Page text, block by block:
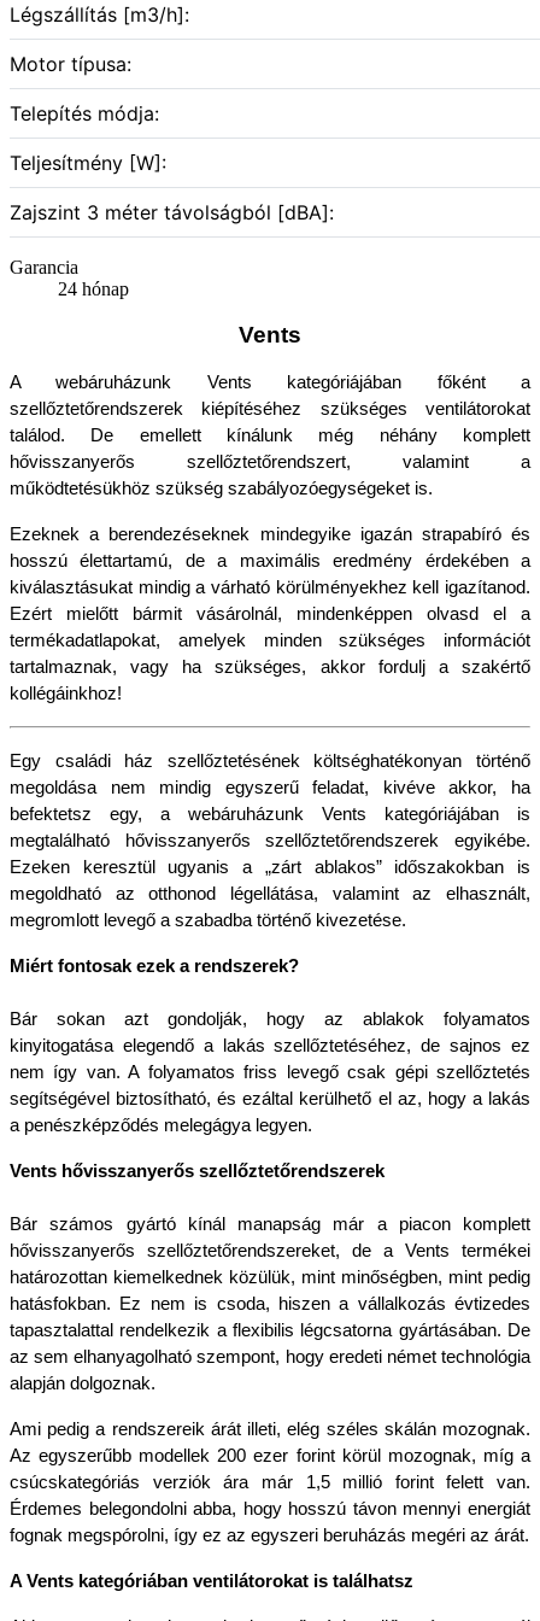
Légszállítás [m3/h]:
Motor típusa:
Telepítés módja:
Teljesítmény [W]:
Zajszint 3 méter távolságból [dBA]:
Garancia
24 hónap
Vents
A webáruházunk Vents kategóriájában főként a
szellőztetőrendszerek kiépítéséhez szükséges ventilátorokat
találod. De emellett kínálunk még néhány komplett
hővisszanyerős szellőztetőrendszert, valamint a
működtetésükhöz szükség szabályozóegységeket is.
Ezeknek a berendezéseknek mindegyike igazán strapabíró és
hosszú élettartamú, de a maximális eredmény érdekében a
kiválasztásukat mindig a várható körülményekhez kell igazítanod.
Ezért mielőtt bármit vásárolnál, mindenképpen olvasd el a
termékadatlapokat, amelyek minden szükséges információt
tartalmaznak, vagy ha szükséges, akkor fordulj a szakértő
kollégáinkhoz!
Egy családi ház szellőztetésének költséghatékonyan történő
megoldása nem mindig egyszerű feladat, kivéve akkor, ha
befektetsz egy, a webáruházunk Vents kategóriájában is
megtalálható hővisszanyerős szellőztetőrendszerek egyikébe.
Ezeken keresztül ugyanis a „zárt ablakos” időszakokban is
megoldható az otthonod légellátása, valamint az elhasznált,
megromlott levegő a szabadba történő kivezetése.
Miért fontosak ezek a rendszerek?
Bár sokan azt gondolják, hogy az ablakok folyamatos
kinyitogatása elegendő a lakás szellőztetéséhez, de sajnos ez
nem így van. A folyamatos friss levegő csak gépi szellőztetés
segítségével biztosítható, és ezáltal kerülhető el az, hogy a lakás
a penészképződés melegágya legyen.
Vents hővisszanyerős szellőztetőrendszerek
Bár számos gyártó kínál manapság már a piacon komplett
hővisszanyerős szellőztetőrendszereket, de a Vents termékei
határozottan kiemelkednek közülük, mint minőségben, mint pedig
hatásfokban. Ez nem is csoda, hiszen a vállalkozás évtizedes
tapasztalattal rendelkezik a flexibilis légcsatorna gyártásában. De
az sem elhanyagolható szempont, hogy eredeti német technológia
alapján dolgoznak.
Ami pedig a rendszereik árát illeti, elég széles skálán mozognak.
Az egyszerűbb modellek 200 ezer forint körül mozognak, míg a
csúcskategóriás verziók ára már 1,5 millió forint felett van.
Érdemes belegondolni abba, hogy hosszú távon mennyi energiát
fognak megspórolni, így ez az egyszeri beruházás megéri az árát.
A Vents kategóriában ventilátorokat is találhatsz